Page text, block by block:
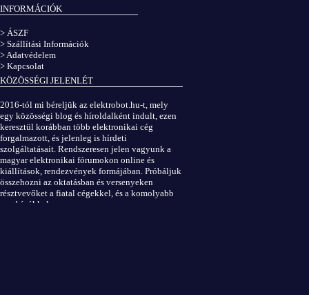
INFORMÁCIÓK
> ÁSZF
> Szállítási Információk
> Adatvédelem
> Kapcsolat
KÖZÖSSÉGI JELENLÉT
2016-tól mi béreljük az elektrobot.hu-t, mely
egy közösségi blog és híroldalként indult, ezen
keresztül korábban több elektronikai cég
forgalmazott, és jelenleg is hírdeti
szolgáltatásait. Rendszeresen jelen vagyunk a
magyar elektronikai fórumokon online és
kiállítások, rendezvények formájában. Próbáljuk
összehozni az oktatásban és versenyeken
résztvevőket a fiatal cégekkel, és a komolyabb
megbízókkal.